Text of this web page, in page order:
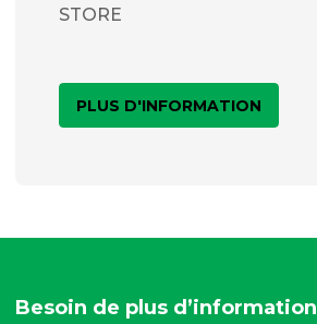
STORE
PLUS D'INFORMATION
Besoin de plus